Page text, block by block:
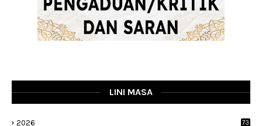
LINI MASA
2026 73